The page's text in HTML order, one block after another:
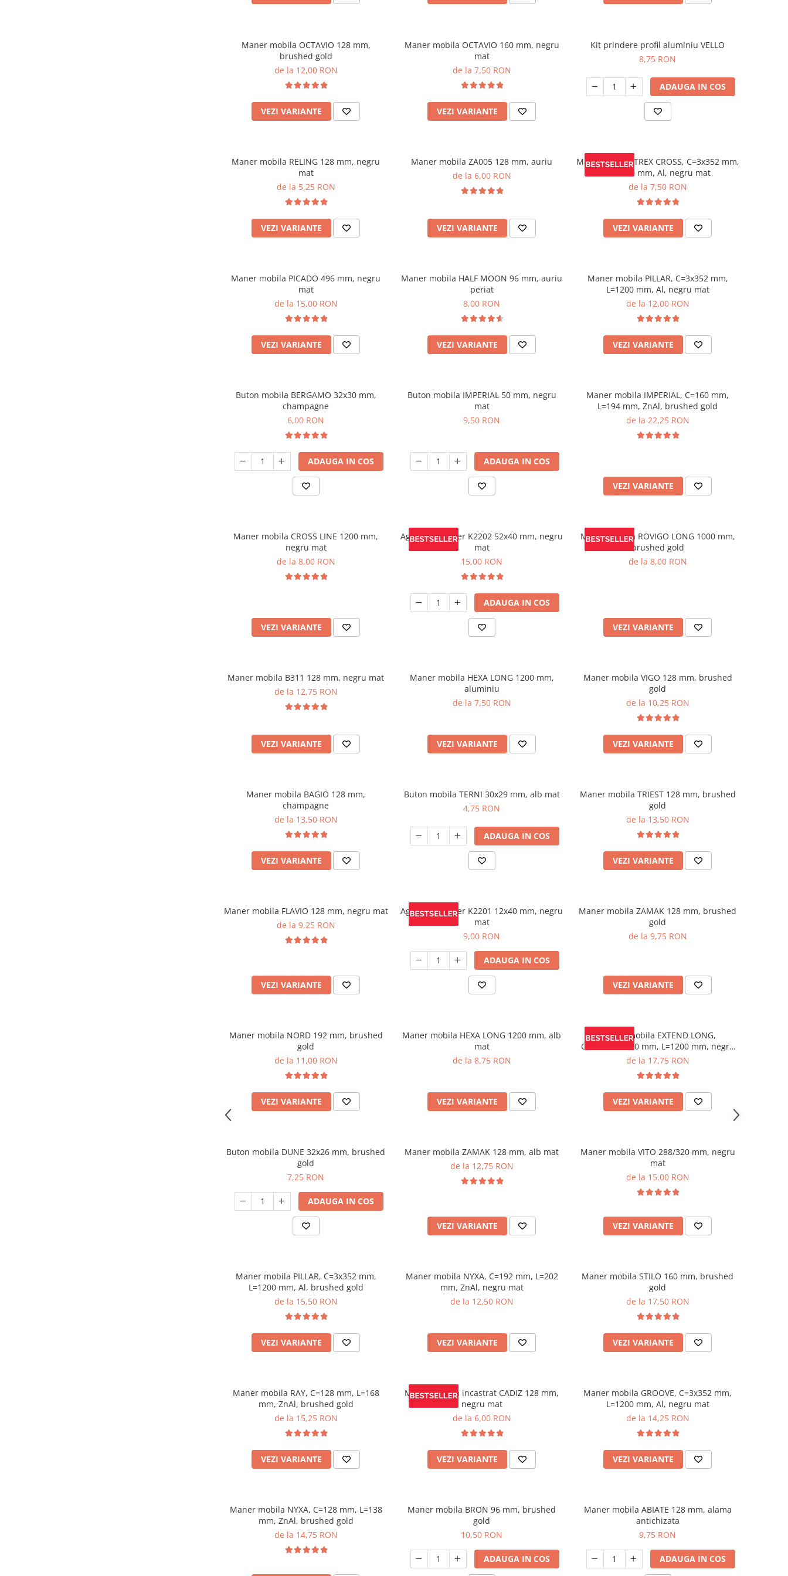
Maner mobila OCTAVIO 128 mm,
brushed gold
de la 12,00 RON
VEZI VARIANTE
Maner mobila OCTAVIO 160 mm, negru
mat
de la 7,50 RON
VEZI VARIANTE
Kit prindere profil aluminiu VELLO
8,75 RON
ADAUGA IN COS
Maner mobila RELING 128 mm, negru
mat
de la 5,25 RON
VEZI VARIANTE
Maner mobila ZA005 128 mm, auriu
de la 6,00 RON
VEZI VARIANTE
Maner mobila TREX CROSS, C=3x352 mm,
L= 1200 mm, Al, negru mat
de la 7,50 RON
VEZI VARIANTE
Maner mobila PICADO 496 mm, negru
mat
de la 15,00 RON
VEZI VARIANTE
Maner mobila HALF MOON 96 mm, auriu
periat
8,00 RON
VEZI VARIANTE
Maner mobila PILLAR, C=3x352 mm,
L=1200 mm, Al, negru mat
de la 12,00 RON
VEZI VARIANTE
Buton mobila BERGAMO 32x30 mm,
champagne
6,00 RON
ADAUGA IN COS
Buton mobila IMPERIAL 50 mm, negru
mat
9,50 RON
ADAUGA IN COS
Maner mobila IMPERIAL, C=160 mm,
L=194 mm, ZnAl, brushed gold
de la 22,25 RON
VEZI VARIANTE
Maner mobila CROSS LINE 1200 mm,
negru mat
de la 8,00 RON
VEZI VARIANTE
Agatatoare cuier K2202 52x40 mm, negru
mat
15,00 RON
ADAUGA IN COS
Maner mobila ROVIGO LONG 1000 mm,
brushed gold
de la 8,00 RON
VEZI VARIANTE
Maner mobila B311 128 mm, negru mat
de la 12,75 RON
VEZI VARIANTE
Maner mobila HEXA LONG 1200 mm,
aluminiu
de la 7,50 RON
VEZI VARIANTE
Maner mobila VIGO 128 mm, brushed
gold
de la 10,25 RON
VEZI VARIANTE
Maner mobila BAGIO 128 mm,
champagne
de la 13,50 RON
VEZI VARIANTE
Buton mobila TERNI 30x29 mm, alb mat
4,75 RON
ADAUGA IN COS
Maner mobila TRIEST 128 mm, brushed
gold
de la 13,50 RON
VEZI VARIANTE
Maner mobila FLAVIO 128 mm, negru mat
de la 9,25 RON
VEZI VARIANTE
Agatatoare cuier K2201 12x40 mm, negru
mat
9,00 RON
ADAUGA IN COS
Maner mobila ZAMAK 128 mm, brushed
gold
de la 9,75 RON
VEZI VARIANTE
Maner mobila NORD 192 mm, brushed
gold
de la 11,00 RON
VEZI VARIANTE
Maner mobila HEXA LONG 1200 mm, alb
mat
de la 8,75 RON
VEZI VARIANTE
Maner mobila EXTEND LONG,
C=224/448/480 mm, L=1200 mm, negru
mat
de la 17,75 RON
VEZI VARIANTE
Buton mobila DUNE 32x26 mm, brushed
gold
7,25 RON
ADAUGA IN COS
Maner mobila ZAMAK 128 mm, alb mat
de la 12,75 RON
VEZI VARIANTE
Maner mobila VITO 288/320 mm, negru
mat
de la 15,00 RON
VEZI VARIANTE
Maner mobila PILLAR, C=3x352 mm,
L=1200 mm, Al, brushed gold
de la 15,50 RON
VEZI VARIANTE
Maner mobila NYXA, C=192 mm, L=202
mm, ZnAl, negru mat
de la 12,50 RON
VEZI VARIANTE
Maner mobila STILO 160 mm, brushed
gold
de la 17,50 RON
VEZI VARIANTE
Maner mobila RAY, C=128 mm, L=168
mm, ZnAl, brushed gold
de la 15,25 RON
VEZI VARIANTE
Maner mobila incastrat CADIZ 128 mm,
negru mat
de la 6,00 RON
VEZI VARIANTE
Maner mobila GROOVE, C=3x352 mm,
L=1200 mm, Al, negru mat
de la 14,25 RON
VEZI VARIANTE
Maner mobila NYXA, C=128 mm, L=138
mm, ZnAl, brushed gold
de la 14,75 RON
Maner mobila BRON 96 mm, brushed
gold
10,50 RON
ADAUGA IN COS
Maner mobila ABIATE 128 mm, alama
antichizata
9,75 RON
ADAUGA IN COS